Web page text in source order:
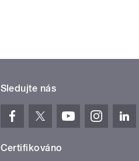
Sledujte nás
Certifikováno